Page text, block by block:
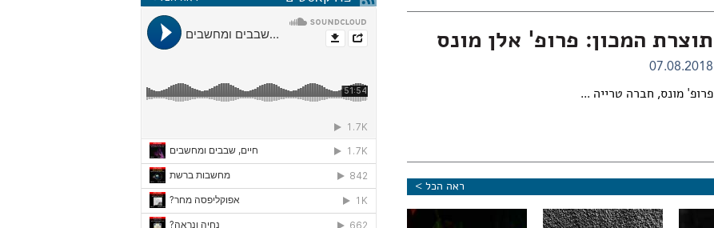
תוצרת המכון: פרופ' אלן מונס
07.08.2018
פרופ' מונס, חברה טרייה ...
ראה הכל >